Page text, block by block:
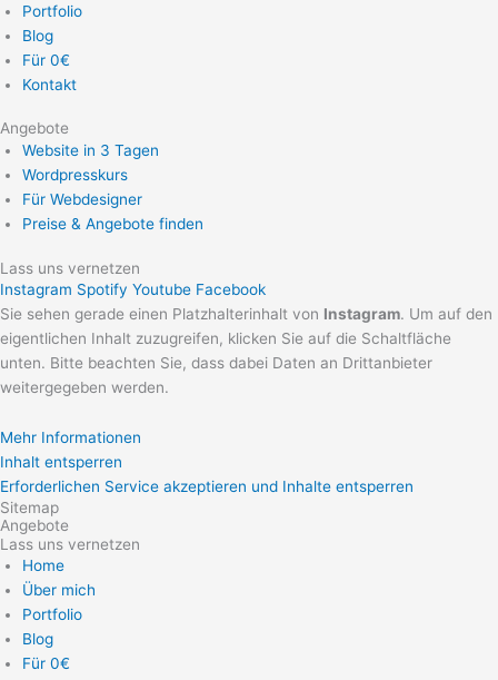
Portfolio
Blog
Für 0€
Kontakt
Angebote
Website in 3 Tagen
Wordpresskurs
Für Webdesigner
Preise & Angebote finden
Lass uns vernetzen
Instagram Spotify Youtube Facebook
Sie sehen gerade einen Platzhalterinhalt von Instagram. Um auf den
eigentlichen Inhalt zuzugreifen, klicken Sie auf die Schaltfläche
unten. Bitte beachten Sie, dass dabei Daten an Drittanbieter
weitergegeben werden.
Mehr Informationen
Inhalt entsperren
Erforderlichen Service akzeptieren und Inhalte entsperren
Sitemap
Angebote
Lass uns vernetzen
Home
Über mich
Portfolio
Blog
Für 0€